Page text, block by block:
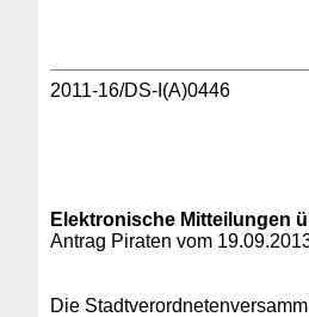
2011-16/DS-I(A)0446
Elektronische Mitteilungen
Antrag Piraten vom
Die